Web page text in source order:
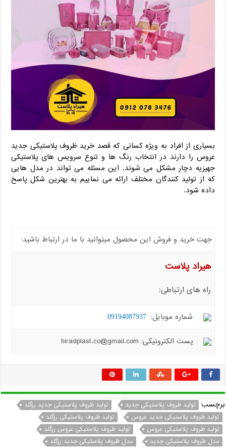
بسیاری از افراد به ویژه کسانی که قصد خرید ظروف پلاستیکی جدید
عروس را دارند در انتخاب رنگ ها و تنوع سرویس های پلاستیکی
جهیزیه دچار مشکل می شوند. این مسئله می تواند در مدل هایی
که از تولید کنندگان مختلف ارائه می نماییم به بهترین شکل پاسخ
داده شود.
جهت خرید و فروش این محصول میتوانید با ما در ارتباط باشید:
هیراد پلاست
راه های ارتباطی:
شماره موبایل: 09194087937
پست الکترونیکی: hiradplast.co@gmail.com
برچسب تولید ظروف پلاستیکی جدید
تولید ظروف پلاستیکی جدید رزگلد
تولید ظروف پلاستیکی جدید عروس
تولید ظروف پلاستیکی رزگلد
تولید ظروف پلاستیکی عروس
تولید ظروف پلاستیکی عروس رزگلد
مدل ظروف پلاستیکی جدید
مدل ظروف پلاستیکی جدید رزگلد